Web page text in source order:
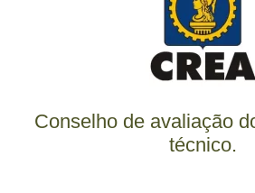
Conselho de avaliação
técnico.